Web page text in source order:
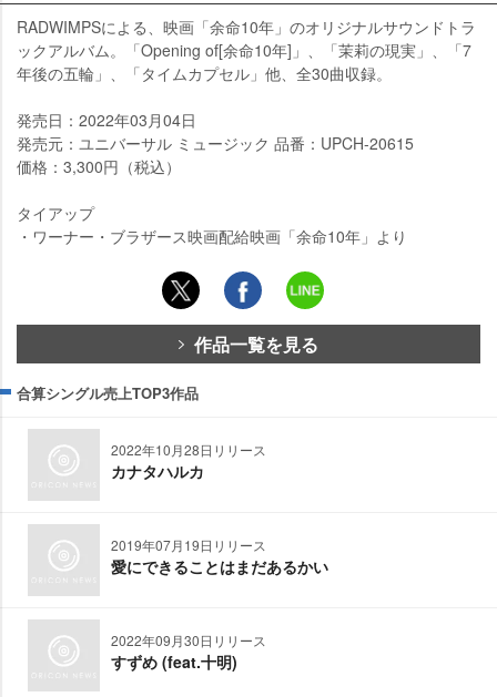
RADWIMPSによる、映画「余命10年」のオリジナルサウンドトラ
ックアルバム。「Opening of[余命10年]」、「茉莉の現実」、「7
年後の五輪」、「タイムカプセル」他、全30曲収録。
発売日：2022年03月04日
発売元：ユニバーサル ミュージック 品番：UPCH-20615
価格：3,300円（税込）
タイアップ
・ワーナー・ブラザース映画配給映画「余命10年」より
作品一覧を見る
合算シングル売上TOP3作品
2022年10月28日リリース
カナタハルカ
2019年07月19日リリース
愛にできることはまだあるかい
2022年09月30日リリース
すずめ (feat.十明)